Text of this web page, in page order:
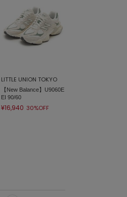
LITTLE UNION TOKYO
【New Balance】U9060E
EI 90/60
¥16,940 30%OFF